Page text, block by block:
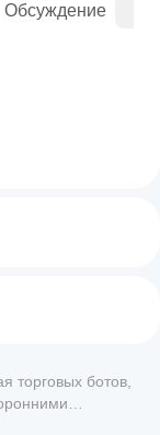
Обсуждение
торговых ботов,
информационных